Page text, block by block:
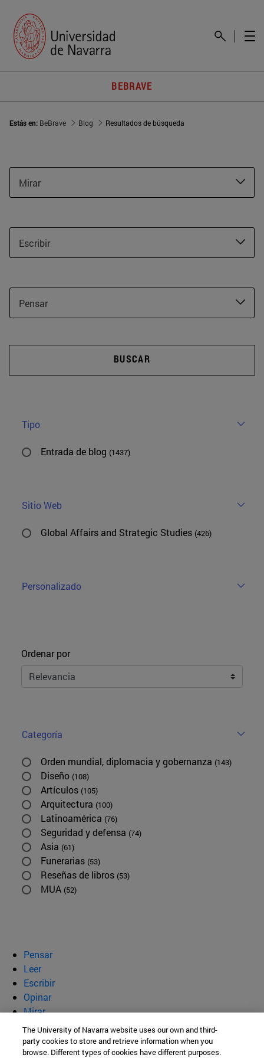
BEBRAVE
Estás en: BeBrave Blog Resultados de búsqueda
Mirar
Escribir
Pensar
BUSCAR
Tipo
Entrada de blog (1437)
Sitio Web
Global Affairs and Strategic Studies (426)
Personalizado
Ordenar
Ordenar por
Categoría
Orden mundial, diplomacia y gobernanza (143)
Diseño (108)
Artículos (105)
Arquitectura (100)
Latinoamérica (76)
Seguridad y defensa (74)
Asia (61)
Funerarias (53)
Reseñas de libros (53)
MUA (52)
Pensar
Leer
Escribir
Opinar
Mirar
Quiénes somos
BeBrave
The University of Navarra website uses our own and third-
party cookies to store and retrieve information when you
browse. Different types of cookies have different purposes.